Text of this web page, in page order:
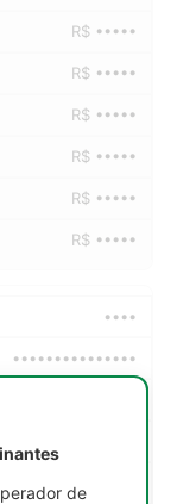
R$ •••••
R$ •••••
R$ •••••
R$ •••••
R$ •••••
R$ •••••
••••
•••••••••••••••
R$ •••••
de